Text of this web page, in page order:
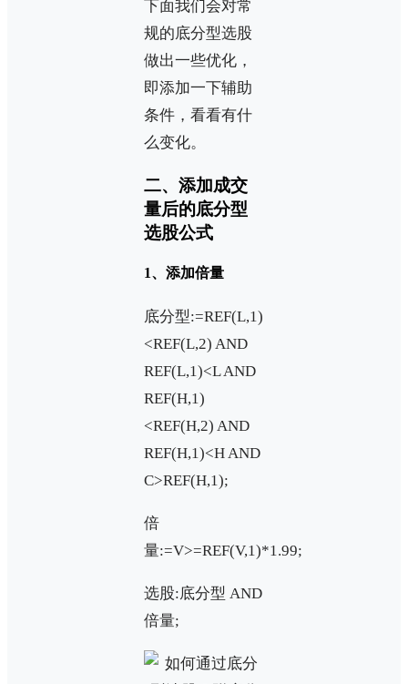
下面我们会对常
规的底分型选股
做出一些优化，
即添加一下辅助
条件，看看有什
么变化。
二、添加成交
量后的底分型
选股公式
1、添加倍量
底分型:=REF(L,1)
<REF(L,2) AND
REF(L,1)<L AND
REF(H,1)
<REF(H,2) AND
REF(H,1)<H AND
C>REF(H,1);
倍
量:=V>=REF(V,1)*1.99;
选股:底分型 AND
倍量;